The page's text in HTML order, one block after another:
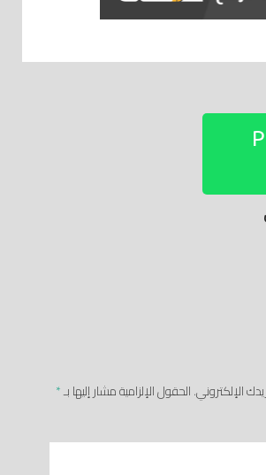
الإلكتروني.الحقول الإلزامية مشار إليها بـ*